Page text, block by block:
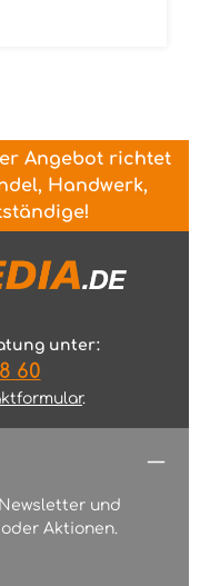
Angebot richtet
Handwerk,
unter:
60
.
und
Aktionen.